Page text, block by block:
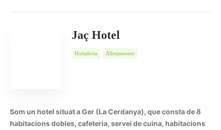
Jaç Hotel
Hostaleria Allotjaments
Som un hotel situat a Ger (La Cerdanya), que consta de 8
habitacions dobles, cafeteria, servei de cuina, habitacions